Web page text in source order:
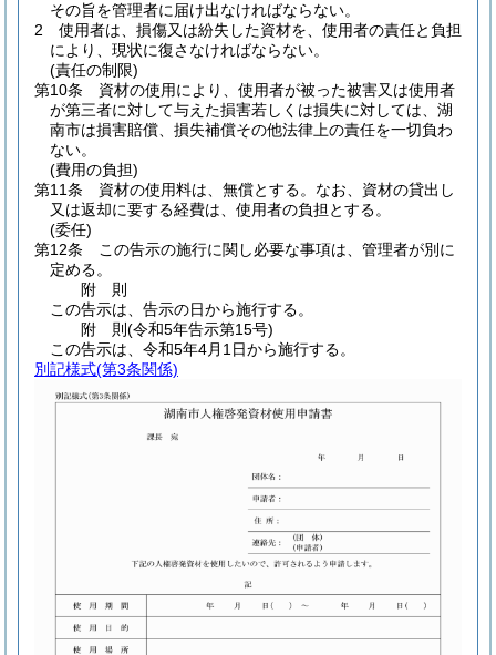
その旨を管理者に届け出なければならない。
2
使用者は、損傷又は紛失した資材を、使用者の責任と負担
により、現状に復さなければならない。
(責任の制限)
第10条
資材の使用により、使用者が被った被害又は使用者
が第三者に対して与えた損害若しくは損失に対しては、湖
南市は損害賠償、損失補償その他法律上の責任を一切負わ
ない。
(費用の負担)
第11条
資材の使用料は、無償とする。 なお、資材の貸出し
又は返却に要する経費は、使用者の負担とする。
(委任)
第12条
この告示の施行に関し必要な事項は、管理者が別に
定める。
附 則
この告示は、告示の日から施行する。
附 則(令和5年告示第15号)
この告示は、令和5年4月1日から施行する。
別記様式(第3条関係)